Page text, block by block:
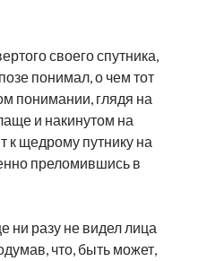
своего спутника,
понимал, о чем тот
понимании, глядя на
и накинутом на
к щедрому путнику на
преломившись в
ни разу не видел лица
что, быть может,